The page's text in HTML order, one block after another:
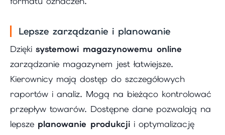
Lepsze zarządzanie i planowanie
Dzięki systemowi magazynowemu online
zarządzanie magazynem jest łatwiejsze.
Kierownicy mają dostęp do szczegółowych
raportów i analiz. Mogą na bieżąco kontrolować
przepływ towarów. Dostępne dane pozwalają na
lepsze planowanie produkcji i optymalizację